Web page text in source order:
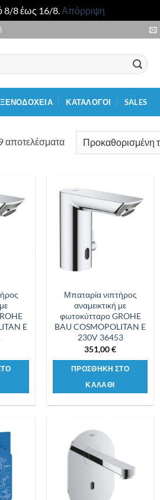
8/8 έως 16/8.Απόρριψη
ΞΕΝΟΔΟΧΕΙΑ ΚΑΤΑΛΟΓΟΙ SALES
αποτελέσματα
λίστα
E
Προσθήκη
στη λίστα
Μπαταρία νιπτήρος
αναμεικτική με
φωτοκύτταρο GROHE
BAU COSMOPOLITAN E
230V 36453
351,00€
ΠΡΟΣΘΗΚΗ ΣΤΟ
ΚΑΛΑΘΙ
λίστα
στη λίστα
επιθυμιών